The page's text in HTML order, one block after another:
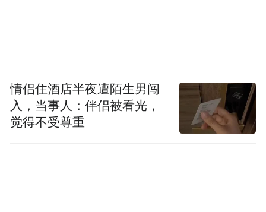
情侣住酒店半夜遭陌生男闯
入，当事人：伴侣被看光，
觉得不受尊重